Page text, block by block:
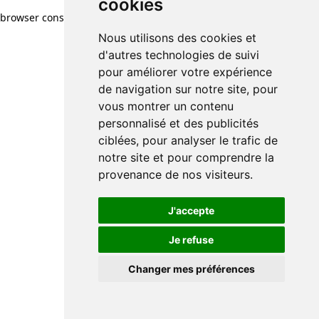
cookies
Nous utilisons des cookies et
d'autres technologies de suivi
pour améliorer votre expérience
de navigation sur notre site, pour
vous montrer un contenu
personnalisé et des publicités
ciblées, pour analyser le trafic de
notre site et pour comprendre la
provenance de nos visiteurs.
J'accepte
Je refuse
Changer mes préférences
browser console for more information)